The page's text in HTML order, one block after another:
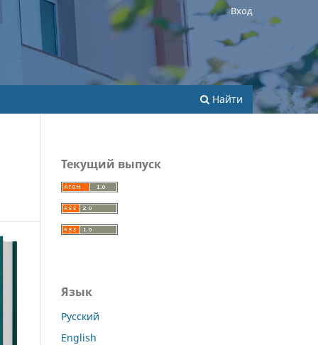
Найти
Вход
Текущий выпуск
Язык
Русский
English